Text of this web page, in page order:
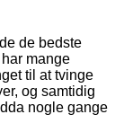
de bedste
mange
til at tvinge
og samtidig
nogle gange